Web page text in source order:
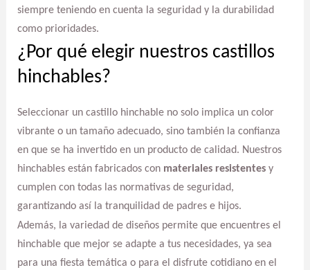
siempre teniendo en cuenta la seguridad y la durabilidad
como prioridades.
¿Por qué elegir nuestros castillos
hinchables?
Seleccionar un castillo hinchable no solo implica un color
vibrante o un tamaño adecuado, sino también la confianza
en que se ha invertido en un producto de calidad. Nuestros
hinchables están fabricados con materiales resistentesy
cumplen con todas las normativas de seguridad,
garantizando así la tranquilidad de padres e hijos.
Además, la variedad de diseños permite que encuentres el
hinchable que mejor se adapte a tus necesidades, ya sea
para una fiesta temática o para el disfrute cotidiano en el